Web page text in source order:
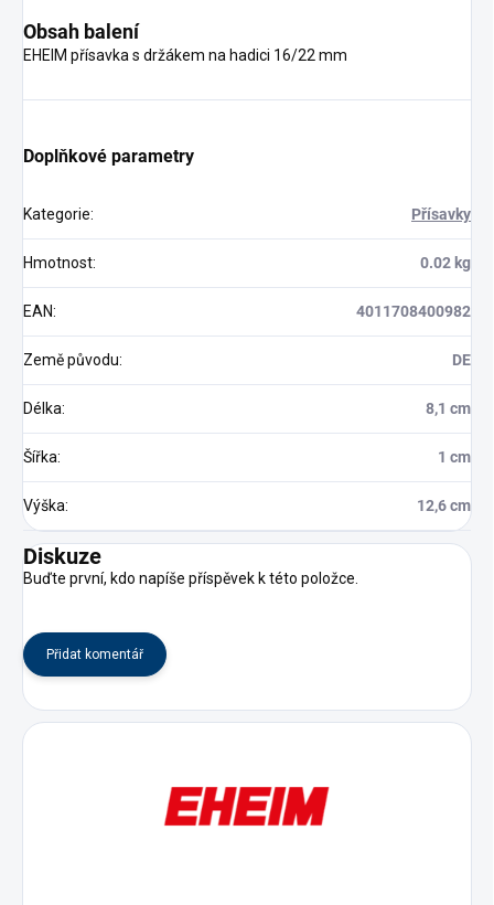
Obsah balení
EHEIM přísavka s držákem na hadici 16/22 mm
Doplňkové parametry
Kategorie: Přísavky
Hmotnost: 0.02 kg
EAN: 4011708400982
Země původu: DE
Délka: 8,1 cm
Šířka: 1 cm
Výška: 12,6 cm
Diskuze
Buďte první, kdo napíše příspěvek k této položce.
Přidat komentář